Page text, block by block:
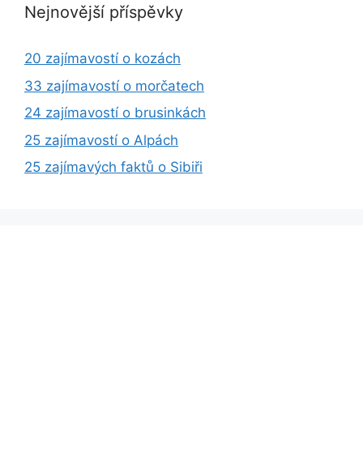
Nejnovější příspěvky
20 zajímavostí o kozách
33 zajímavostí o morčatech
24 zajímavostí o brusinkách
25 zajímavostí o Alpách
25 zajímavých faktů o Sibiři